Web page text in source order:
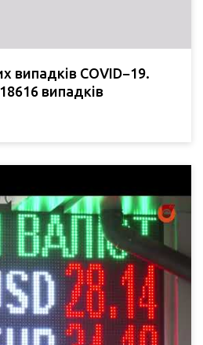
випадків COVID−19.
випадків